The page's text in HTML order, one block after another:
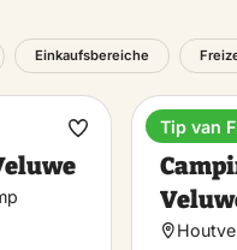
Einkaufsbereiche
Favorit
Tip van